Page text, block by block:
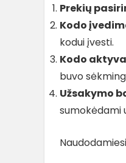
Prekių
Kodo
kodui įvesti.
Kodo
buvo
Užsakymo
sumokėdami